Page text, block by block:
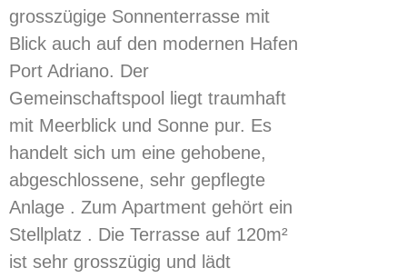
grosszügige Sonnenterrasse mit
Blick auch auf den modernen Hafen
Port Adriano. Der
Gemeinschaftspool liegt traumhaft
mit Meerblick und Sonne pur. Es
handelt sich um eine gehobene,
abgeschlossene, sehr gepflegte
Anlage . Zum Apartment gehört ein
Stellplatz . Die Terrasse auf 120m²
ist sehr grosszügig und lädt